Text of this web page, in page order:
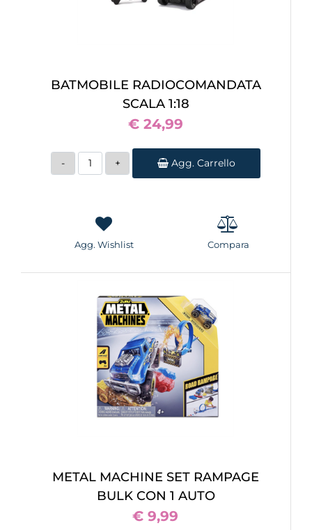
BATMOBILE RADIOCOMANDATA
SCALA 1:18
€ 24,99
Quantità
Agg. Carrello
Agg. Wishlist Compara
METAL MACHINE SET RAMPAGE
BULK CON 1 AUTO
€ 9,99